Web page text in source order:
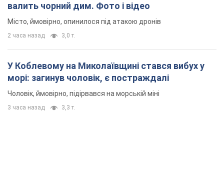
валить чорний дим. Фото і відео
Місто, ймовірно, опинилося під атакою дронів
2 часа назад 3,0 т.
У Коблевому на Миколаївщині стався вибух у
морі: загинув чоловік, є постраждалі
Чоловік, ймовірно, підірвався на морській міні
3 часа назад 3,3 т.